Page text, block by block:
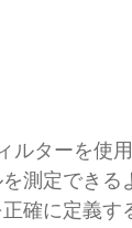
ルターを使
測定できる
確に定義す